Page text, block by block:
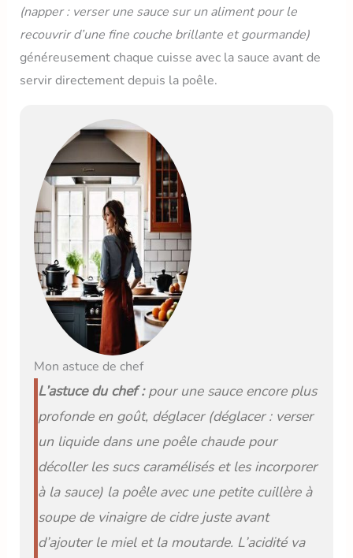
(napper : verser une sauce sur un aliment pour le
recouvrir d’une fine couche brillante et gourmande)
généreusement chaque cuisse avec la sauce avant de
servir directement depuis la poêle.
Mon astuce de chef
L’astuce du chef :pour une sauce encore plus
profonde en goût, déglacer (déglacer : verser
un liquide dans une poêle chaude pour
décoller les sucs caramélisés et les incorporer
à la sauce)la poêle avec une petite cuillère à
soupe de vinaigre de cidre juste avant
d’ajouter le miel et la moutarde. L’acidité va